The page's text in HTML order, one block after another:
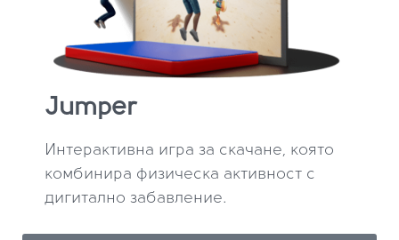
Jumper
Интерактивна игра за скачане, която
комбинира физическа активност с
дигитално забавление.